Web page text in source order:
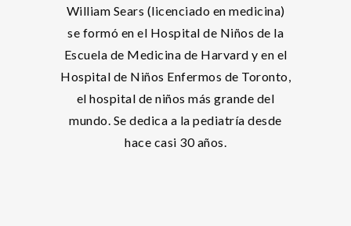
William Sears (licenciado en medicina)
se formó en el Hospital de Niños de la
Escuela de Medicina de Harvard y en el
Hospital de Niños Enfermos de Toronto,
el hospital de niños más grande del
mundo. Se dedica a la pediatría desde
hace casi 30 años.